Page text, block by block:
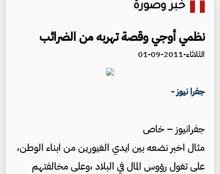
خبر وصورة
نظمي أوجي وقصة تهربه من الضرائب
الثلاثاء-2011-09-01
جفرا نيوز -
جفرانيوز – خاص
مثال اخبر نضعه بين ايدي الغيورين من ابناء الوطن،
على تغول رؤوس المال في البلاد ،وعلى مخالفتهم